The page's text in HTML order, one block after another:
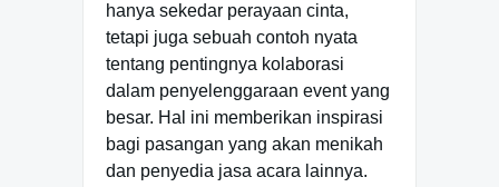
hanya sekedar perayaan cinta,
tetapi juga sebuah contoh nyata
tentang pentingnya kolaborasi
dalam penyelenggaraan event yang
besar. Hal ini memberikan inspirasi
bagi pasangan yang akan menikah
dan penyedia jasa acara lainnya.